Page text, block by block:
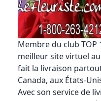
Membre du club TOP
meilleur site virtuel
fait la livraison
Canada, aux États-
Avec son service de